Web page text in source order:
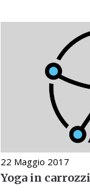
22 Maggio 2017
Yoga in